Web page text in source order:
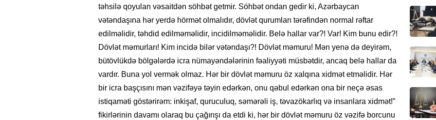
təhsilə qoyulan vəsaitdən söhbət getmir. Söhbət ondan gedir ki, Azərbaycan
vətəndaşına hər yerdə hörmət olmalıdır, dövlət qurumları tərəfindən normal rəftar
edilməlidir, təhdid edilməməlidir, incidilməməlidir. Belə hallar var?! Var! Kim bunu edir?!
Dövlət məmurları! Kim incidə bilər vətəndaşı?! Dövlət məmuru! Mən yenə də deyirəm,
bütövlükdə bölgələrdə icra nümayəndələrinin fəaliyyəti müsbətdir, ancaq belə hallar da
vardır. Buna yol vermək olmaz. Hər bir dövlət məmuru öz xalqına xidmət etməlidir. Hər
bir icra başçısını mən vəzifəyə təyin edərkən, onu qəbul edərkən ona bir neçə əsas
istiqaməti göstərirəm: inkişaf, quruculuq, səmərəli iş, təvazökarlıq və insanlara xidmət!”
fikirlərinin davamı olaraq bu çağırışı da etdi ki, hər bir dövlət məmuru öz vəzifə borcunu
HADISƏ